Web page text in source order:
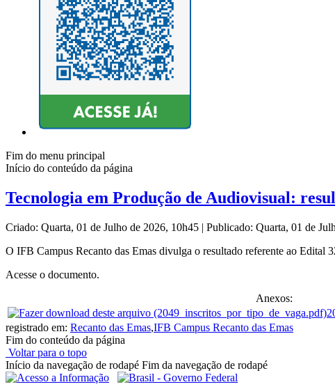
Fim do menu principal
Início do conteúdo da página
Tecnologia em Produção de Audiovisual:
Criado: Quarta, 01 de Julho de 2026, 10h45 | Publicado: Quarta, 01 de
O IFB Campus Recanto das Emas divulga o resultado referente ao Edital
Acesse o documento.
Anexos:
registrado em: Recanto das Emas,IFB Campus Recanto das Emas
Fim do conteúdo da página
Voltar para o topo
Início da navegação de rodapé Fim da navegação de rodapé